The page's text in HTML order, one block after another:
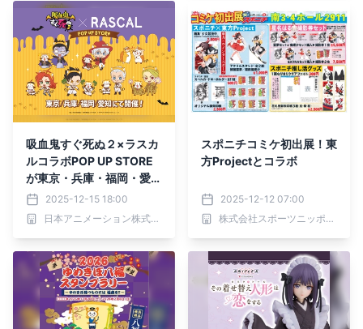
吸血鬼すぐ死ぬ２×ラスカ
ルコラボPOP UP STORE
が東京・兵庫・福岡・愛知
にて開催決定！
2025-12-15 18:00
日本アニメーション株式会社
スポニチコミケ初出展！東
方Projectとコラボ
2025-12-12 07:00
株式会社スポーツニッポン新聞社